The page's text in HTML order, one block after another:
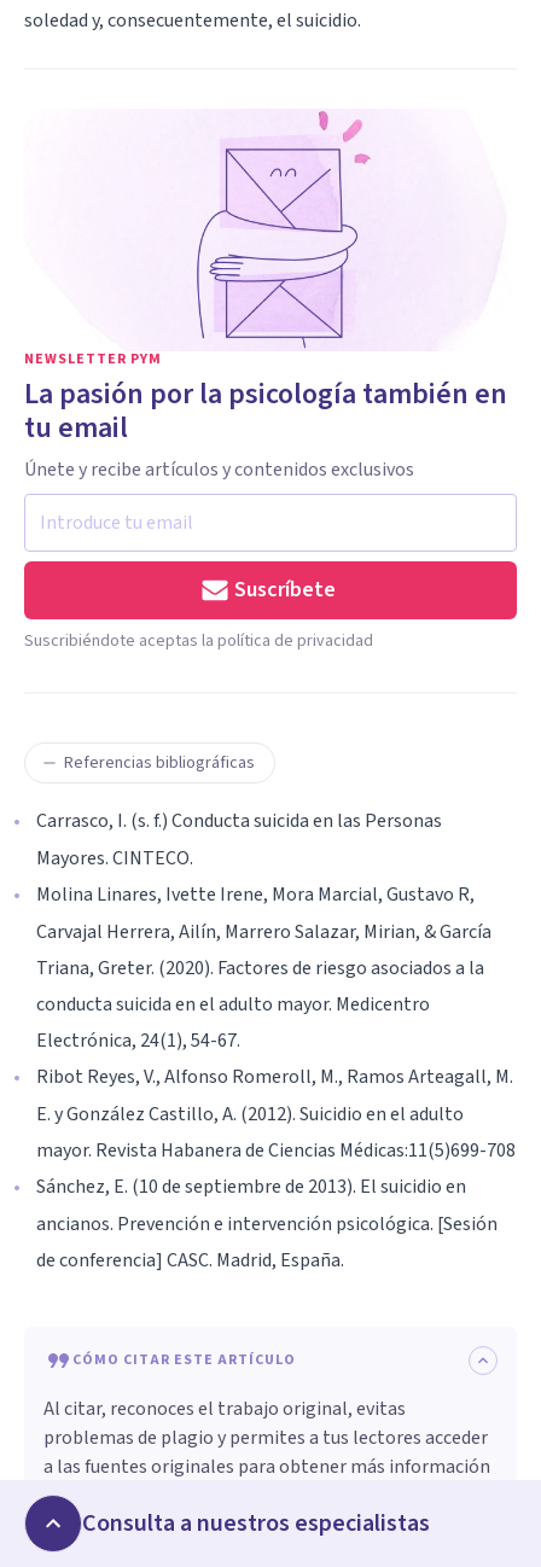
soledad y, consecuentemente, el suicidio.
NEWSLETTER PYM
La pasión por la psicología también en
tu email
Únete y recibe artículos y contenidos exclusivos
Suscríbete
Suscribiéndote aceptas la política de privacidad
Referencias bibliográficas
Carrasco, I. (s. f.) Conducta suicida en las Personas
Mayores. CINTECO.
Molina Linares, Ivette Irene, Mora Marcial, Gustavo R,
Carvajal Herrera, Ailín, Marrero Salazar, Mirian, & García
Triana, Greter. (2020). Factores de riesgo asociados a la
conducta suicida en el adulto mayor. Medicentro
Electrónica, 24(1), 54-67.
Ribot Reyes, V., Alfonso Romeroll, M., Ramos Arteagall, M.
E. y González Castillo, A. (2012). Suicidio en el adulto
mayor. Revista Habanera de Ciencias Médicas:11(5)699-708
Sánchez, E. (10 de septiembre de 2013). El suicidio en
ancianos. Prevención e intervención psicológica. [Sesión
de conferencia] CASC. Madrid, España.
CÓMO CITAR ESTE ARTÍCULO
Al citar, reconoces el trabajo original, evitas
problemas de plagio y permites a tus lectores acceder
a las fuentes originales para obtener más información
o verificar datos. Asegúrate siempre de dar crédito a los
autores y de citar de forma adecuada.
Carolina Marín
Consulta a nuestros especialistas